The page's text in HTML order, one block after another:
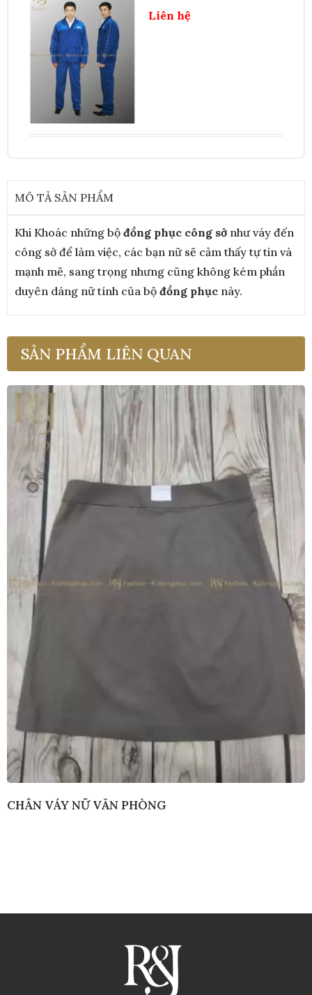
Liên hệ
MÔ TẢ SẢN PHẨM
Khi Khoác những bộ đồng phục công sở như váy đến
công sở để làm việc, các bạn nữ sẽ cảm thấy tự tin và
mạnh mẽ, sang trọng nhưng cũng không kém phần
duyên dáng nữ tính của bộ đồng phục này.
SẢN PHẨM LIÊN QUAN
CHÂN VÁY NỮ VĂN PHÒNG